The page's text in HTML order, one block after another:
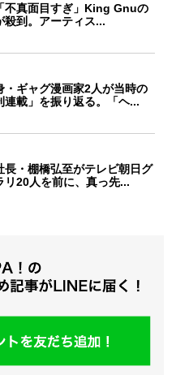
不真面目すぎ」King Gnuの
殺到。アーティス...
・ギャグ漫画家2人が当時の
連載」を振り返る。「ヘ...
長・棚橋弘至がテレビ朝日グ
リ20人を前に、真っ先...